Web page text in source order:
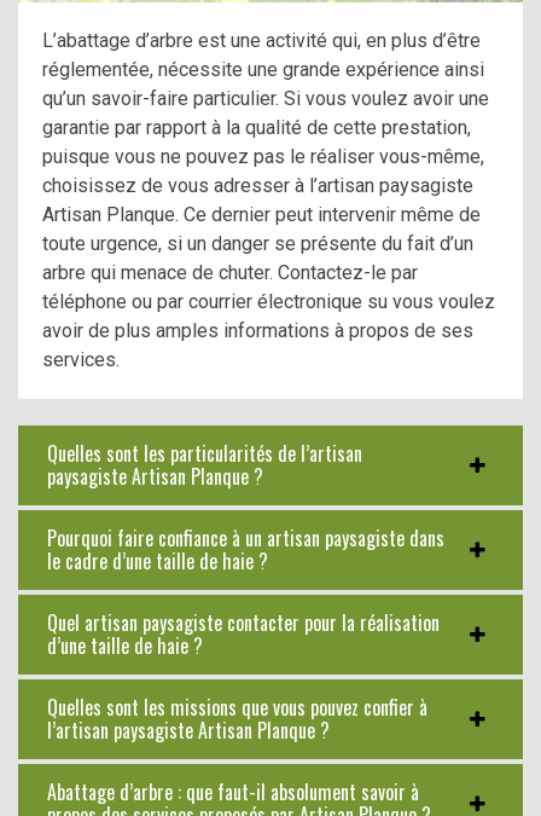
L’abattage d’arbre est une activité qui, en plus d’être
réglementée, nécessite une grande expérience ainsi
qu’un savoir-faire particulier. Si vous voulez avoir une
garantie par rapport à la qualité de cette prestation,
puisque vous ne pouvez pas le réaliser vous-même,
choisissez de vous adresser à l’artisan paysagiste
Artisan Planque. Ce dernier peut intervenir même de
toute urgence, si un danger se présente du fait d’un
arbre qui menace de chuter. Contactez-le par
téléphone ou par courrier électronique su vous voulez
avoir de plus amples informations à propos de ses
services.
Quelles sont les particularités de l’artisan
paysagiste Artisan Planque ?
Pourquoi faire confiance à un artisan paysagiste dans
le cadre d’une taille de haie ?
Quel artisan paysagiste contacter pour la réalisation
d’une taille de haie ?
Quelles sont les missions que vous pouvez confier à
l’artisan paysagiste Artisan Planque ?
Abattage d’arbre : que faut-il absolument savoir à